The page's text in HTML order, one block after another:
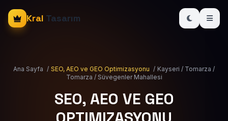
Kral Tasarım
Ana Sayfa / SEO, AEO ve GEO Optimizasyonu / Kayseri / Tomarza /
Tomarza / Süvegenler Mahallesi
SEO, AEO VE GEO